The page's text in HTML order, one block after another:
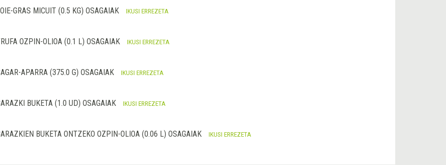
GRAS MICUIT (0.5 KG) OSAGAIAK IKUSI ERREZETA
OZPIN-OLIOA (0.1 L) OSAGAIAK IKUSI ERREZETA
APARRA (375.0 G) OSAGAIAK IKUSI ERREZETA
BUKETA (1.0 UD) OSAGAIAK IKUSI ERREZETA
BUKETA ONTZEKO OZPIN-OLIOA (0.06 L) OSAGAIAK IKUSI ERREZETA